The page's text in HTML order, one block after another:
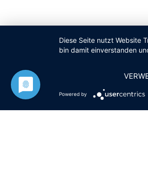
Diese Seite nutzt Website
bin damit einverstanden
Powered by